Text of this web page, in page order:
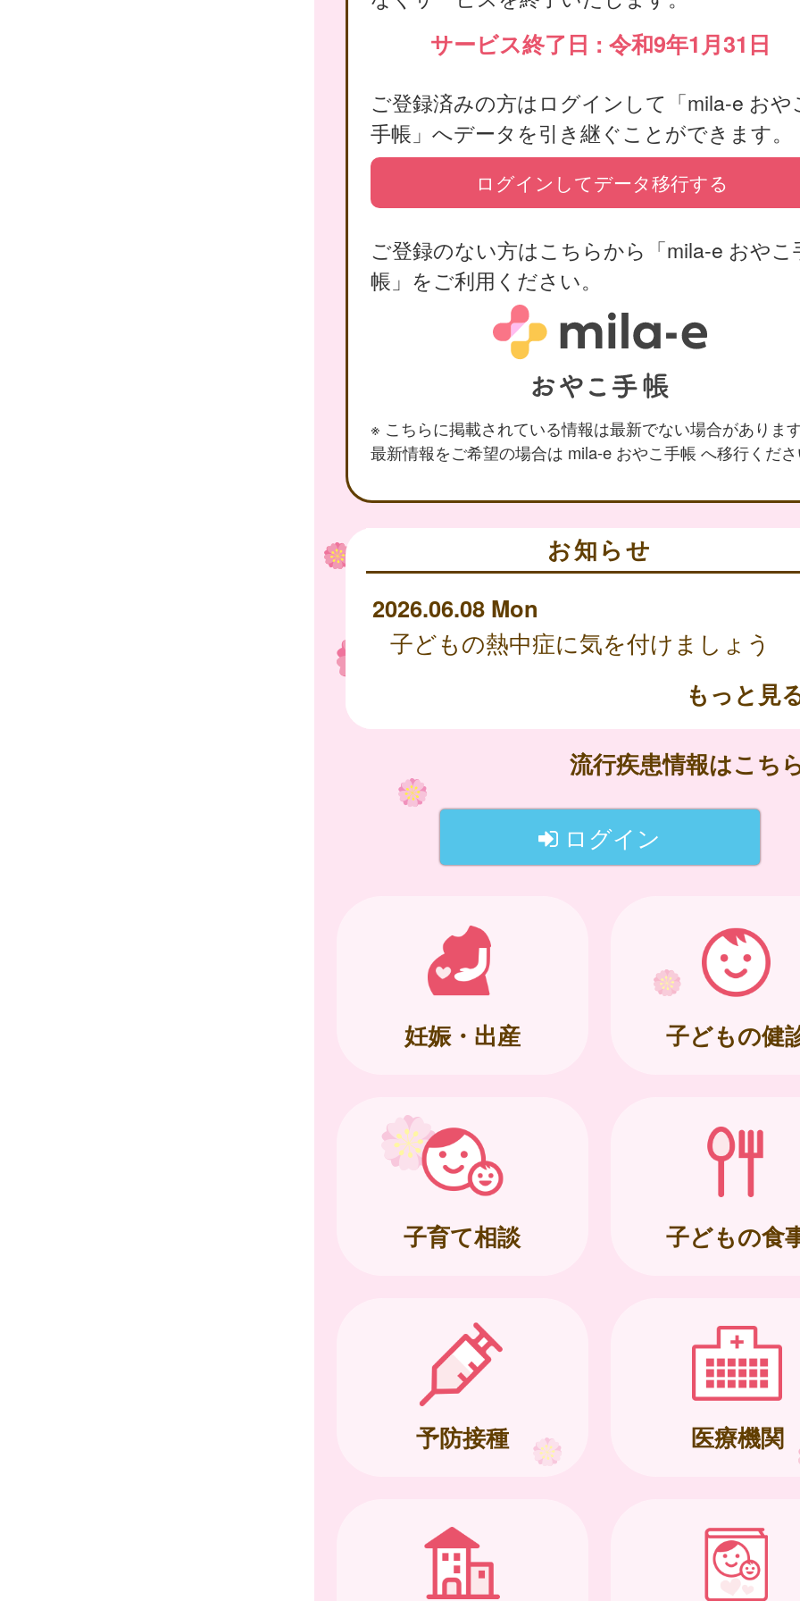
サービス終了日 : 令和9年1月31日
ご登録済みの方はログインして「mila-e おや
手帳」へデータを引き継ぐことができます。
ログインしてデータ移行する
ご登録のない方はこちらから「mila-e おやこ
帳」をご利用ください。
※ こちらに掲載されている情報は最新でない場合がありま
最新情報をご希望の場合は mila-e おやこ手帳 へ移行くだ
お知らせ
2026.06.08 Mon
子どもの熱中症に気を付けましょう
もっと見
流行疾患情報はこち
ログイン
妊娠・出産 子どもの健
子育て相談 子どもの食
予防接種 医療機関